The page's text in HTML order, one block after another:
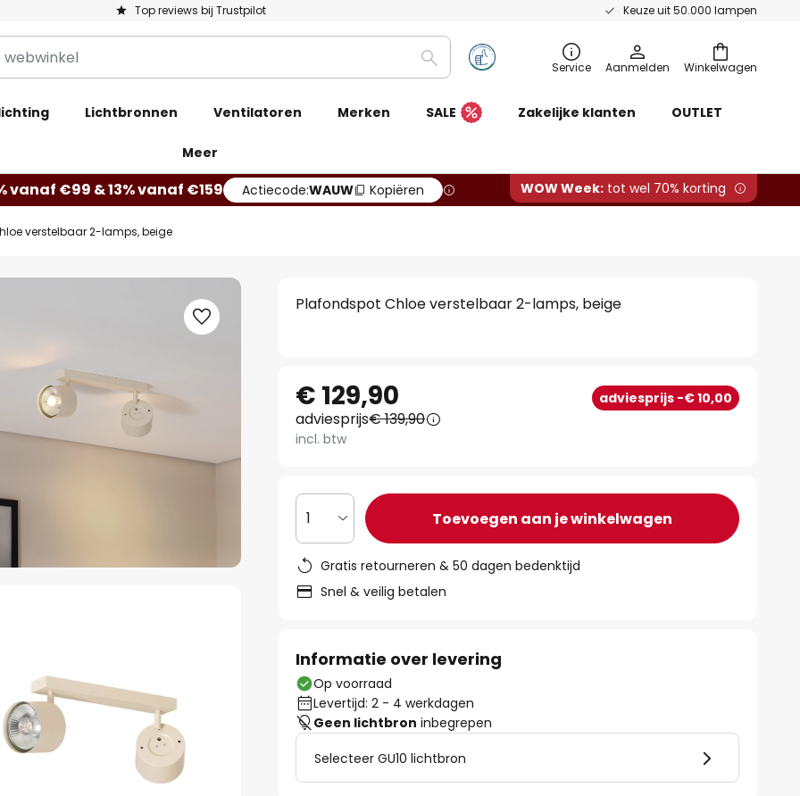
Top reviews bij Trustpilot Keuze uit 50.000 lampen
Winkelwagen
Zoeken Service Aanmelden
Lichtbronnen Ventilatoren Merken SALE Zakelijke klanten OUTLET
Meer
vanaf €99 & 13% vanaf €159 Actiecode:WAUW Kopiëren WOW Week: tot wel 70% korting
verstelbaar 2-lamps, beige
Plafondspot Chloe verstelbaar 2-lamps, beige
€ 129,90 adviesprijs -€ 10,00
adviesprijs€ 139,90
incl. btw
1 Toevoegen aan je winkelwagen
Gratis retourneren & 50 dagen bedenktijd
Snel & veilig betalen
Informatie over levering
Op voorraad
Levertijd: 2 - 4 werkdagen
Geen lichtbron inbegrepen
Selecteer GU10 lichtbron